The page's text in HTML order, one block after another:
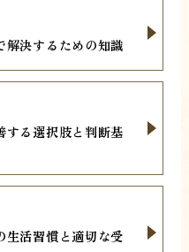
解決するための知識
する選択肢と判断基
生活習慣と適切な受